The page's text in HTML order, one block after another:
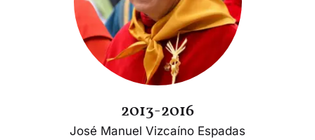
2013-2016
José Manuel Vizcaíno Espadas